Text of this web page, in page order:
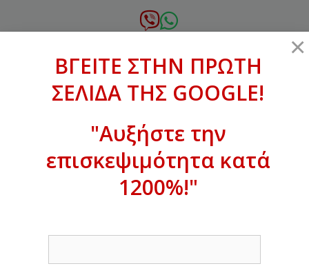
σε
xanthogenous@gmail.com
ΒΓΕΙΤΕ ΣΤΗΝ ΠΡΩΤΗ ΣΕΛΙΔΑ ΤΗΣ
GOOGLE!
×
ΒΓΕΙΤΕ ΣΤΗΝ ΠΡΩΤΗ
ΣΕΛΙΔΑ ΤΗΣ GOOGLE!
"Αυξήστε την
επισκεψιμότητα κατά
1200%!"